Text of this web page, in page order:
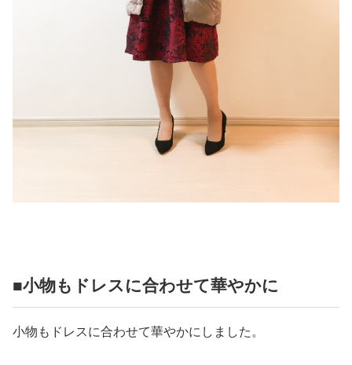
■小物もドレスに合わせて華やかに
小物もドレスに合わせて華やかにしました。